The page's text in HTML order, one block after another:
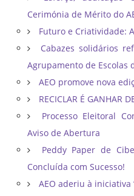
Cerimónia de Mérito do
Futuro e Criatividade:
Cabazes solidários
Agrupamento de Escolas
AEO promove nova
RECICLAR É GANHAR
Processo Eleitoral
Aviso de Abertura
Peddy Paper de
Concluída com Sucesso!
AEO aderiu à iniciativa